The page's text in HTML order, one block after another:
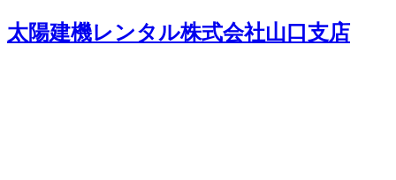
太陽建機レンタル株式会社山口支店